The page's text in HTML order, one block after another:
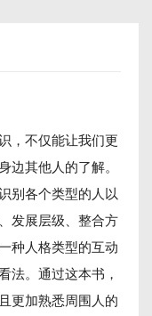
，不仅能让我们更
边其他人的了解。
别各个类型的人以
发展层级、整合方
种人格类型的互动
法。通过这本书，
更加熟悉周围人的